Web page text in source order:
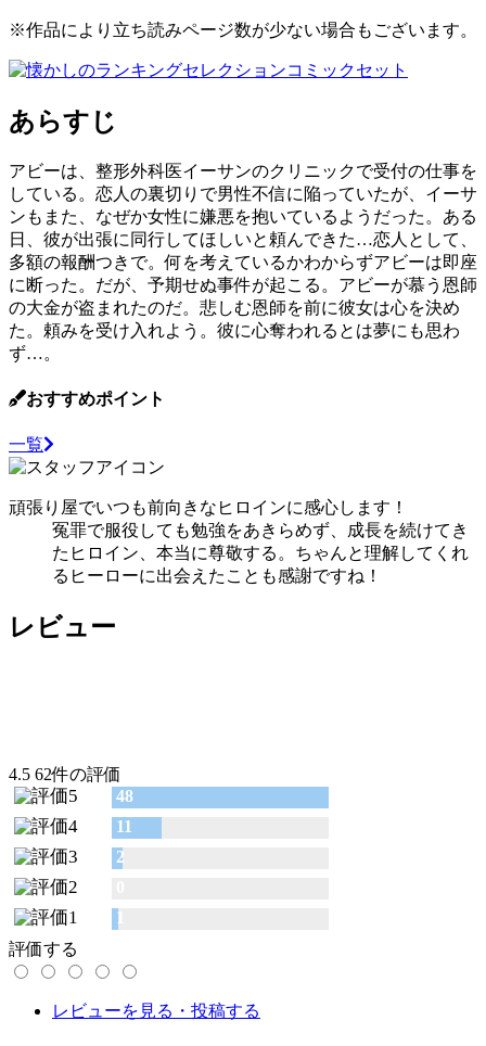
※作品により立ち読みページ数が少ない場合もございます。
あらすじ
アビーは、整形外科医イーサンのクリニックで受付の仕事を
している。恋人の裏切りで男性不信に陥っていたが、イーサ
ンもまた、なぜか女性に嫌悪を抱いているようだった。ある
日、彼が出張に同行してほしいと頼んできた…恋人として、
多額の報酬つきで。何を考えているかわからずアビーは即座
に断った。だが、予期せぬ事件が起こる。アビーが慕う恩師
の大金が盗まれたのだ。悲しむ恩師を前に彼女は心を決め
た。頼みを受け入れよう。彼に心奪われるとは夢にも思わ
ず…。
おすすめポイント
一覧
頑張り屋でいつも前向きなヒロインに感心します！
冤罪で服役しても勉強をあきらめず、成長を続けてき
たヒロイン、本当に尊敬する。ちゃんと理解してくれ
るヒーローに出会えたことも感謝ですね！
レビュー
4.5 62件の評価
48
11
2
1
評価する
レビューを見る・投稿する